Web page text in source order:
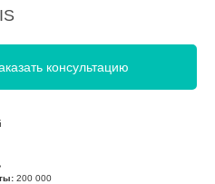
консультацию
200 000